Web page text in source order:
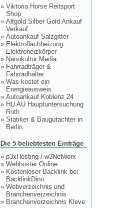
» Viktoria Horse Reitsport
Shop
» Altgold Silber Gold Ankauf
Verkauf
» Autoankauf Salzgitter
» Elektroflachheizung
Elektroheizkörper
» Nanokultur Media
» Fahrradträger &
Fahrradhalter
» Was kostet ein
Energieausweis
» Autoankauf Koblenz 24
» HU AU Hauptuntersuchung
Roth
» Statiker & Baugutachter in
Berlin
Die 5 beliebtesten Einträge
» p3xHosting / w3Networx
» Webhoster Online
» Kostenloser Backlink bei
BacklinkDino
» Webverzeichnis und
Branchenverzeichnis
» Branchenverzeichnis Kleve